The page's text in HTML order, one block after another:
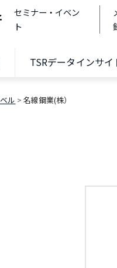
セミナー・イベン
ト
TSRデータインサイ
ル 名線鋼業(株）